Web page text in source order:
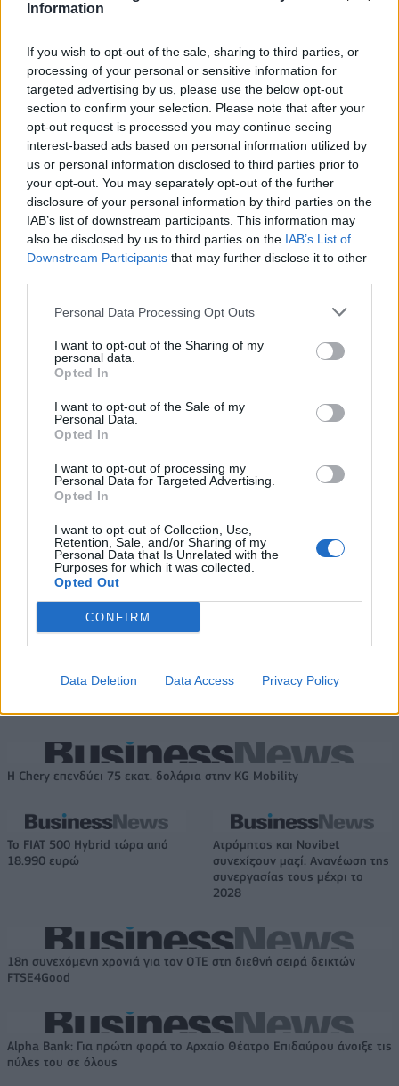
Information
If you wish to opt-out of the sale, sharing to third parties, or
processing of your personal or sensitive information for
targeted advertising by us, please use the below opt-out
section to confirm your selection. Please note that after your
opt-out request is processed you may continue seeing
interest-based ads based on personal information utilized by
us or personal information disclosed to third parties prior to
your opt-out. You may separately opt-out of the further
disclosure of your personal information by third parties on the
IAB’s list of downstream participants. This information may
also be disclosed by us to third parties on the IAB’s List of
Downstream Participants that may further disclose it to other
Personal Data Processing Opt Outs
I want to opt-out of the Sharing of my
personal data.
Opted In
I want to opt-out of the Sale of my
Personal Data.
Opted In
I want to opt-out of processing my
Personal Data for Targeted Advertising.
Opted In
I want to opt-out of Collection, Use,
Retention, Sale, and/or Sharing of my
Personal Data that Is Unrelated with the
Purposes for which it was collected.
Opted Out
CONFIRM
Data Deletion Data Access Privacy Policy
Χρηματιστήριο Αθηνών:
Εβδομαδιαία άνοδος 1,76%,
κέρδη 23,31% από τις αρχές
του έτους
του Γρηγόρη Δημητριάδη - Ο
Γιάννης Αλαφούζος επιστρέφει
στη θέση του CEO
Media: Με ενίσχυση 8 εκατ. ευρώ σε 451 επιχειρήσεις ξεκίνησε το
πρόγραμμα στήριξης- Κάλυψη εισφορών ΕΔΟΕΑΠ
Η Toyota φέρνει νέα γενιά
μπαταριών για τα υβριδικά της
Σε κινεζική… πολιορκία η
ευρωπαϊκή
Νέο Audi A2 e-tron με στόχο την κορυφή της αποδοτικότητας
Σασλόγλου: «Ξεχνάμε ό,τι έγινε
ημιτελικό με τη Νορβηγία
Ελληνική Αναπτυξιακή Τράπεζα: Με «προίκα» 2 δισ. ευρώ ανοίγει
δρόμο για δάνεια έως 5 δισ. σε μικρομεσαίες
Β.Σ. Καρούλιας: Τζίρος 98,7
57% - Τα νέα στοιχήματα σε
Deloitte Ελλάδος:
σύμβουλος της ΔΕΗ για την
είσοδο στην πολωνική αγορά
Η Chery επενδύει 75 εκατ. δολάρια στην KG Mobility
Το FIAT 500 Hybrid τώρα από
18.990 ευρώ
Ατρόμητος και Novibet
συνεχίζουν μαζί: Ανανέωση της
συνεργασίας τους μέχρι το
2028
18η συνεχόμενη χρονιά για τον ΟΤΕ στη διεθνή σειρά δεικτών
FTSE4Good
Alpha Bank: Για πρώτη φορά το Αρχαίο Θέατρο Επιδαύρου άνοιξε τις
πύλες του σε όλους